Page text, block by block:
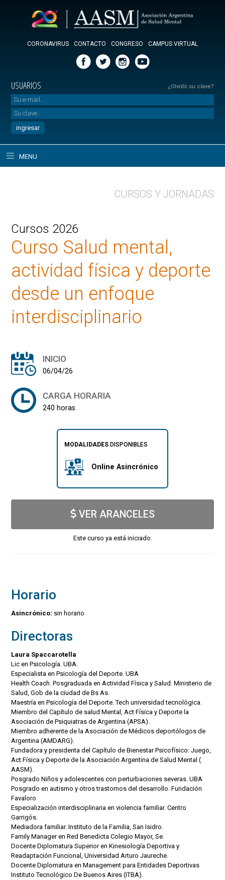
CORONAVIRUS CONTACTO CONGRESO CAMPUS VIRTUAL
USUARIOS ¿Olvidó su clave?
MENU
CURSOS Y JORNADAS
Cursos 2026
Curso Salud mental,
actividad física y deporte
desde un enfoque
interdisciplinario
INICIO
06/04/26
CARGA HORARIA
240 horas
MODALIDADESDISPONIBLES
Online Asincrónico
VER ARANCELES
Este curso ya está iniciado.
Horario
Asincrónico: sin horario
Directoras
Laura Spaccarotella
Lic en Psicología. UBA.
Especialista en Psicología del Deporte. UBA
Health Coach. Posgraduada en Actividad Física y Salud. Ministerio de
Salud, Gob de la ciudad de Bs As.
Maestría en Psicología del Deporte. Tech universidad tecnológica.
Miembro del Capítulo de salud Mental, Act Física y Deporte la
Asociación de Psiquiatras de Argentina (APSA).
Miembro adherente de la Asociación de Médicos deportólogos de
Argentina (AMDARG).
Fundadora y presidenta del Capítulo de Bienestar Psicofísico: Juego,
Act Física y Deporte de la Asociación Argentina de Salud Mental (
AASM).
Posgrado Niños y adolescentes con perturbaciones severas. UBA
Posgrado en autismo y otros trastornos del desarrollo. Fundación
Favaloro
Especialización interdisciplinaria en violencia familiar. Centro
Garrigós.
Mediadora familiar. Instituto de la Familia, San Isidro.
Family Manager en Red Benedicta Colegio Mayor, Se.
Docente Diplomatura Superior en Kinesiología Deportiva y
Readaptación Funcional, Universidad Arturo Jaureche.
Docente Diplomatura en Management para Entidades Deportivas
Instituto Tecnológico De Buenos Aires (ITBA).